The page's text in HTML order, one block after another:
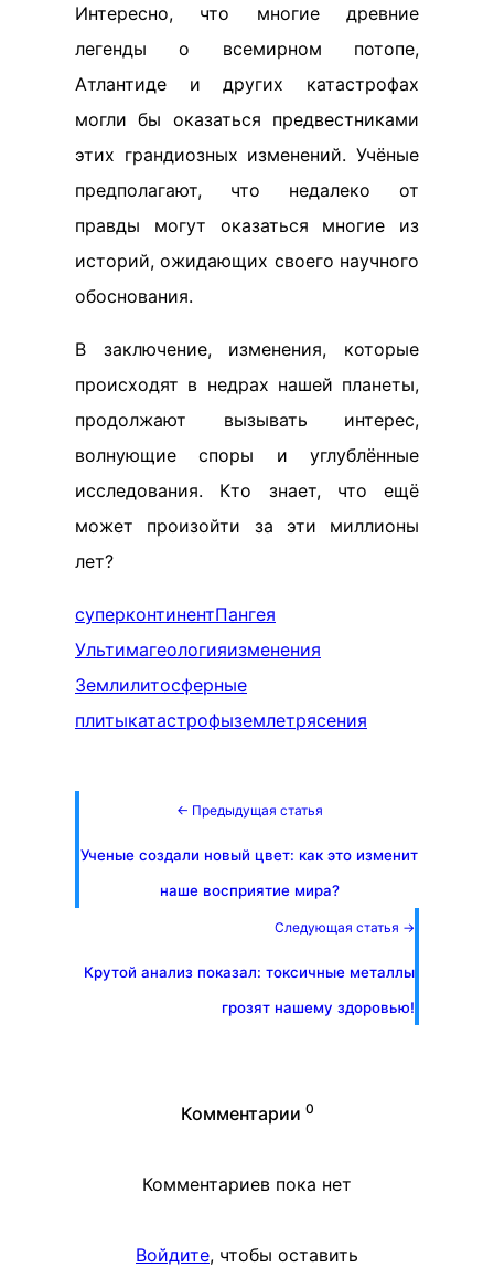
Интересно, что многие древние
легенды о всемирном потопе,
Атлантиде и других катастрофах
могли бы оказаться предвестниками
этих грандиозных изменений. Учёные
предполагают, что недалеко от
правды могут оказаться многие из
историй, ожидающих своего научного
обоснования.
В заключение, изменения, которые
происходят в недрах нашей планеты,
продолжают вызывать интерес,
волнующие споры и углублённые
исследования. Кто знает, что ещё
может произойти за эти миллионы
лет?
суперконтинентПангея
Ультимагеологияизменения
Землилитосферные
плитыкатастрофыземлетрясения
← Предыдущая статья
Ученые создали новый цвет: как это изменит
наше восприятие мира?
Следующая статья →
Крутой анализ показал: токсичные металлы
грозят нашему здоровью!
Комментарии 0
Комментариев пока нет
Войдите, чтобы оставить